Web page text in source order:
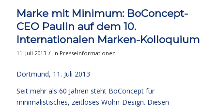
Marke mit Minimum: BoConcept-
CEO Paulin auf dem 10.
Internationalen Marken-Kolloquium
11. Juli 2013 / in Presseinformationen
Dortmund, 11. Juli 2013
Seit mehr als 60 Jahren steht BoConcept für
minimalistisches, zeitloses Wohn-Design. Diesen